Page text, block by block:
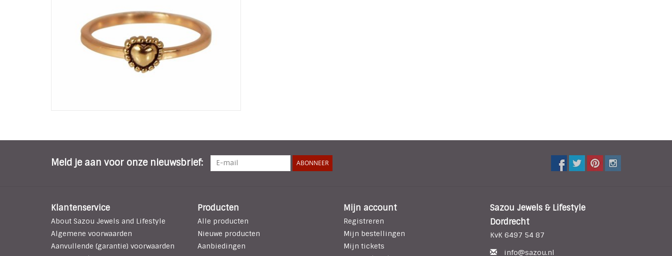
Meld je aan voor onze nieuwsbrief: ABONNEER
Klantenservice
About Sazou Jewels and Lifestyle
Algemene voorwaarden
Aanvullende (garantie) voorwaarden
Producten
Alle producten
Nieuwe producten
Aanbiedingen
Mijn account
Registreren
Mijn bestellingen
Mijn tickets
Sazou Jewels & Lifestyle
Dordrecht
KvK 6497 54 87
info@sazou.nl